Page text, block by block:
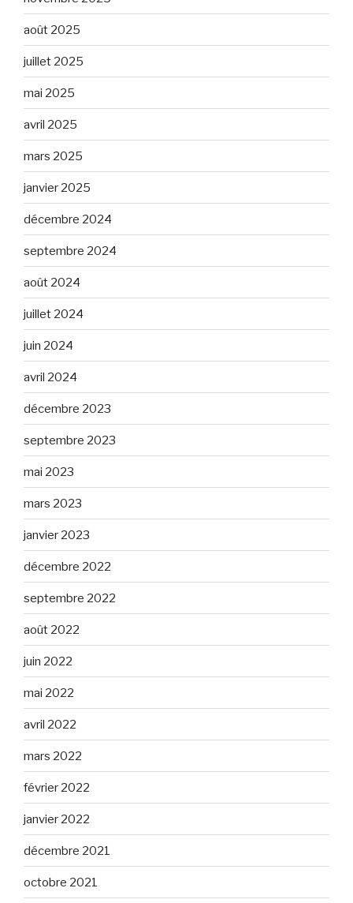
août 2025
juillet 2025
mai 2025
avril 2025
mars 2025
janvier 2025
décembre 2024
septembre 2024
août 2024
juillet 2024
juin 2024
avril 2024
décembre 2023
septembre 2023
mai 2023
mars 2023
janvier 2023
décembre 2022
septembre 2022
août 2022
juin 2022
mai 2022
avril 2022
mars 2022
février 2022
janvier 2022
décembre 2021
octobre 2021